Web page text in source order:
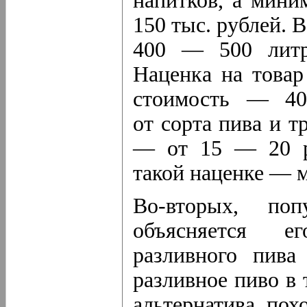
150 тыс. рублей.
400 — 500
Наценка на
стоимость —
от сорта пива и
— от 15 — 20
такой наценке
Во-вторых,
объясняется
разливного
разливное пиво в